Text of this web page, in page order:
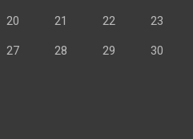
20 21 22 23
27 28 29 30